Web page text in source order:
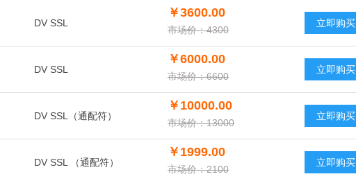
DV SSL
￥3600.00
市场价：4300
立即购买
DV SSL
￥6000.00
市场价：6600
立即购买
DV SSL（通配符）
￥10000.00
市场价：13000
立即购买
DV SSL （通配符）
￥1999.00
市场价：2100
立即购买